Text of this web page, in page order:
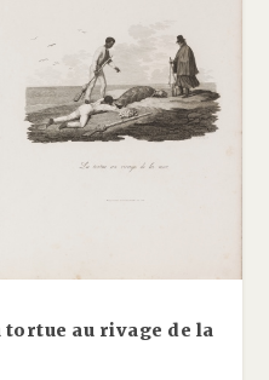
tortue au rivage de la